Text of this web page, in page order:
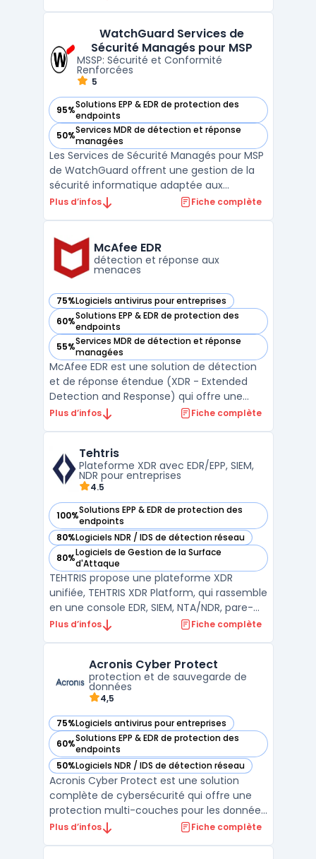
XDR AI Platform pour analyse en temps réel.
La télémétr ...
WatchGuard Services de
Sécurité Managés pour MSP
MSSP: Sécurité et Conformité
Renforcées
5
95%Solutions EPP & EDR de protection des
endpoints
— voir WatchGuard Services de Sécurité Managés pour
50%Services MDR de détection et réponse
managées
— voir WatchGuard Services de Sécurité Managés pour
Les Services de Sécurité Managés pour MSP
de WatchGuard offrent une gestion de la
sécurité informatique adaptée aux
revendeurs et intégrateurs à valeur ajoutée
services assurent une surveillance
Plus d’infos Fiche complète
McAfee EDR
détection et réponse aux
menaces
75%Logiciels antivirus pour entreprises
— voir McAfee EDR dans cette catégorie
60%Solutions EPP & EDR de protection des
endpoints
— voir McAfee EDR dans cette catégorie
55%Services MDR de détection et réponse
managées
— voir McAfee EDR dans cette catégorie
McAfee EDR est une solution de détection
et de réponse étendue (XDR - Extended
Detection and Response) qui offre une
visibilité complète sur les activités et les
réponses rapides et précises à toute
menace potentielle. McA ...
Plus d’infos Fiche complète
Tehtris
Plateforme XDR avec EDR/EPP, SIEM,
NDR pour entreprises
4.5
100%Solutions EPP & EDR de protection des
endpoints
— voir Tehtris dans cette catégorie
80%Logiciels NDR / IDS de détection réseau
— voir Tehtris dans cette catégorie
80%Logiciels de Gestion de la Surface
d'Attaque
— voir Tehtris dans cette catégorie
TEHTRIS propose une plateforme XDR
unifiée, TEHTRIS XDR Platform, qui rassemble
en une console EDR, SIEM, NTA/NDR, pare-
feu DNS, SOAR et CTI pour détection et
Proofpoint) et s’intègre via API. Déploiement
possible en ...
Plus d’infos Fiche complète
Acronis Cyber Protect
protection et de sauvegarde de
données
4,5
75%Logiciels antivirus pour entreprises
— voir Acronis Cyber Protect dans cette catégorie
60%Solutions EPP & EDR de protection des
endpoints
— voir Acronis Cyber Protect dans cette catégorie
50%Logiciels NDR / IDS de détection réseau
— voir Acronis Cyber Protect dans cette catégorie
Acronis Cyber Protect est une solution
complète de cybersécurité qui offre une
protection multi-couches pour les données
des entreprises. Cette solution combine la
Plus d’infos Fiche complète